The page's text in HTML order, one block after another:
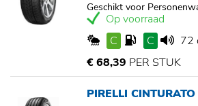
Geschikt voor
Op voorraad
C
C
72
€ 68,39 PER STUK
PIRELLI